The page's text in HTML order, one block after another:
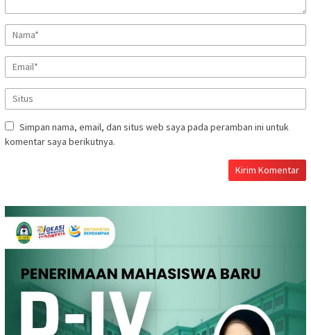
Simpan nama, email, dan situs web saya pada peramban ini untuk
komentar saya berikutnya.